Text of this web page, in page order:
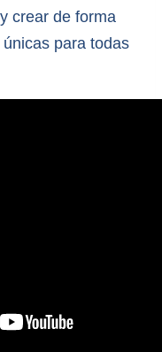
crear de forma
para todas